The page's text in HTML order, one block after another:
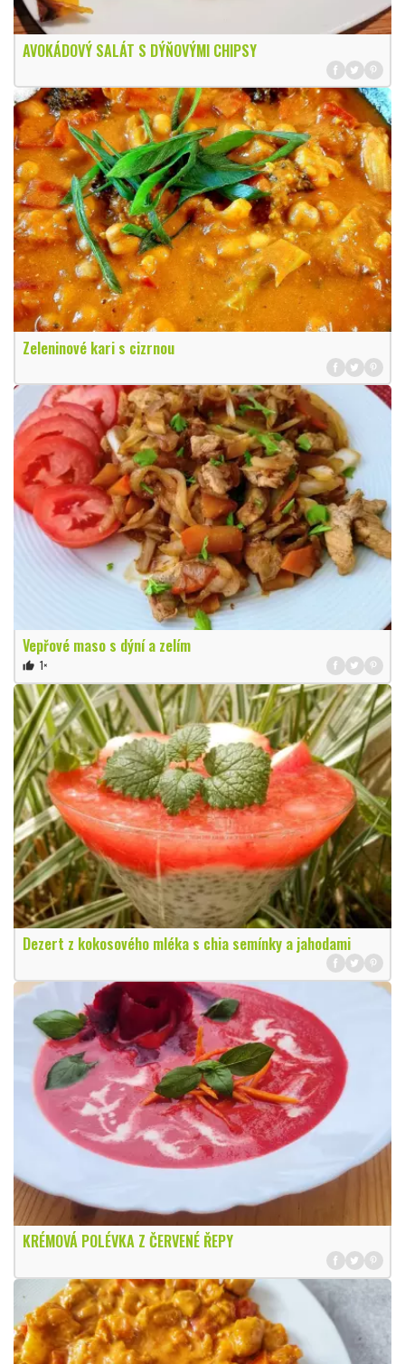
AVOKÁDOVÝ SALÁT S DÝŇOVÝMI CHIPSY
Zeleninové kari s cizrnou
Vepřové maso s dýní a zelím
thumb_up 1×
Dezert z kokosového mléka s chia semínky a jahodami
KRÉMOVÁ POLÉVKA Z ČERVENÉ ŘEPY